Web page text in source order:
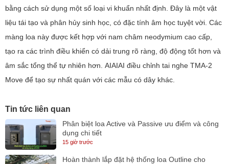
bằng cách sử dụng một số loại vi khuẩn nhất định. Đây là một vật
liệu tái tạo và phân hủy sinh học, có đặc tính âm học tuyệt vời. Các
màng loa này được kết hợp với nam châm neodymium cao cấp,
tạo ra các trình điều khiển có dải trung rõ ràng, độ động tốt hơn và
âm sắc tổng thể tự nhiên hơn. AIAIAI điều chỉnh tai nghe TMA-2
Move để tạo sự nhất quán với các mẫu có dây khác.
Tin tức liên quan
Phân biệt loa Active và Passive ưu điểm và công
dụng chi tiết
15 giờ trước
Hoàn thành lắp đặt hệ thống loa Outline cho